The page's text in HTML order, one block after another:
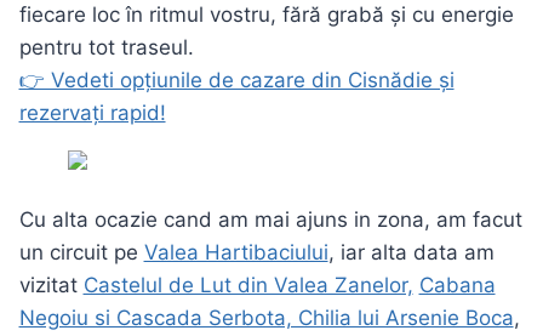
fiecare loc în ritmul vostru, fără grabă și cu energie
pentru tot traseul.
👉 Vedeti opțiunile de cazare din Cisnădie și
rezervați rapid!
Cu alta ocazie cand am mai ajuns in zona, am facut
un circuit pe Valea Hartibaciului, iar alta data am
vizitat Castelul de Lut din Valea Zanelor, Cabana
Negoiu si Cascada Serbota, Chilia lui Arsenie Boca,